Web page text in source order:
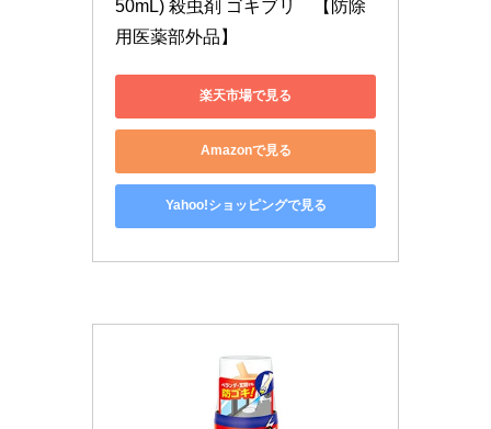
50mL) 殺虫剤 ゴキブリ　【防除
用医薬部外品】
楽天市場で見る
Amazonで見る
Yahoo!ショッピングで見る